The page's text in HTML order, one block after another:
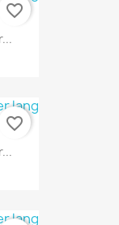
favorite_border
favorite_border